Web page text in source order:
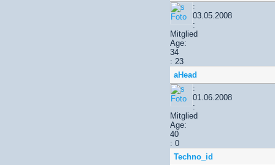
:
03.05.2008
:
Mitglied
Age:
34
: 23
aHead
:
01.06.2008
:
Mitglied
Age:
40
: 0
Techno_id